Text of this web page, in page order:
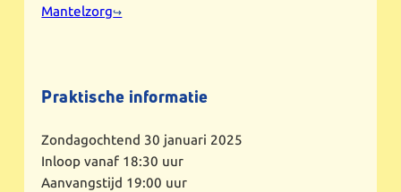
Mantelzorg
Praktische informatie
Zondagochtend 30 januari 2025
Inloop vanaf 18:30 uur
Aanvangstijd 19:00 uur